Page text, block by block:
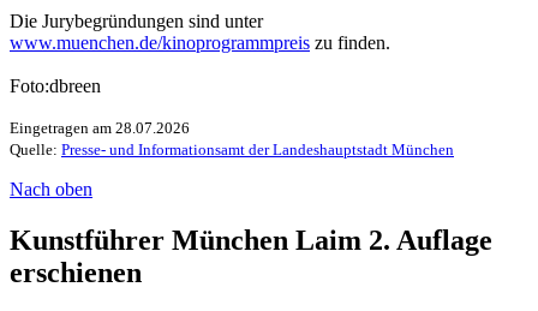
Die Jurybegründungen sind unter
www.muenchen.de/kinoprogrammpreis zu finden.
Foto:dbreen
Eingetragen am 28.07.2026
Quelle: Presse- und Informationsamt der Landeshauptstadt München
Nach oben
Kunstführer München Laim 2. Auflage
erschienen